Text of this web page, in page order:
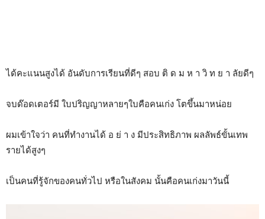
ได้คะแนนสูงได้ อันดับการเรียนที่ดีๆ สอบ ติ ด ม ห า วิ ท ย า ลัยดีๆ
จบด๊อดเตอร์มี ใบปริญญาหลายๆใบคือคนเก่ง โตขึ้นมาหน่อย
ผมเข้าใจว่า คนที่ทำงานได้ อ ย่ า ง มีประสิทธิภาพ ผลลัพธ์ขั้นเทพ
รายได้สูงๆ
เป็นคนที่รู้จักของคนทั่วไป หรือในสังคม นั้นคือคนเก่งมาวันนี้